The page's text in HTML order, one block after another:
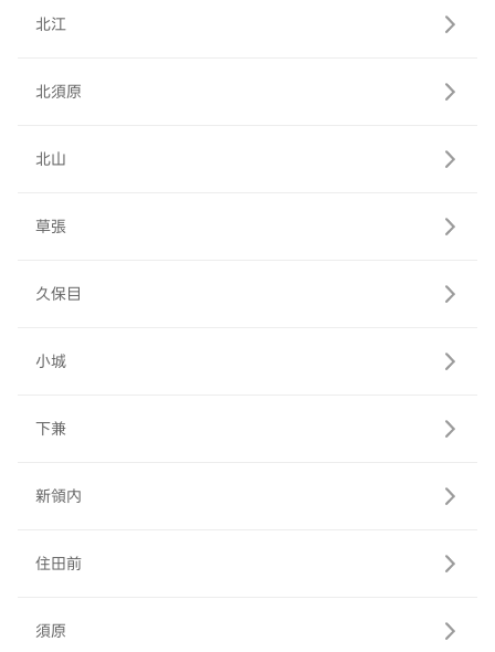
北江
北須原
北山
草張
久保目
小城
下兼
新領内
住田前
須原